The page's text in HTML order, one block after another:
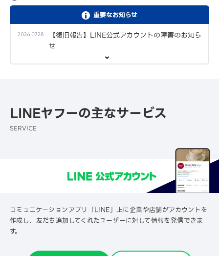
重要なお知らせ
2026.07.28
【復旧報告】LINE公式アカウントの障害のお知ら
せ
LINEヤフーの主なサービス
SERVICE
コミュニケーションアプリ「LINE」上に企業や店舗がアカウントを
作成し、友だち追加してくれたユーザーに対して情報を発信できま
す。